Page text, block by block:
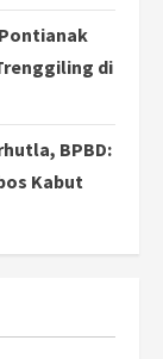
di
BPBD:
Kabut